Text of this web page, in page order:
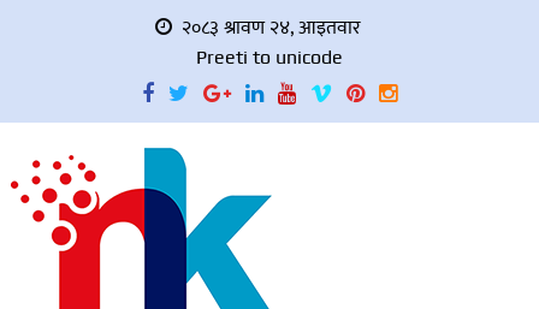
२०८३ श्रावण २४, आइतवार
Preeti to unicode